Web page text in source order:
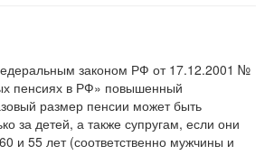
законом РФ от 17.12.2001 №
пенсиях в РФ» повышенный
размер пенсии может быть
за детей, а также супругам, если они
и 55 лет (соответственно мужчины и